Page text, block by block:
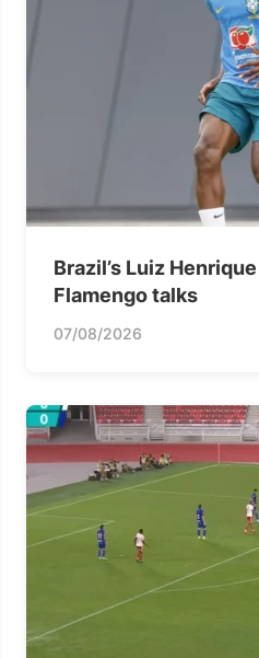
Brazil’s Luiz
Flamengo talks
07/08/2026